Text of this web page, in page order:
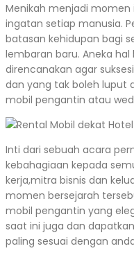
Menikah menjadi
ingatan setiap manusia.
batasan kehidupan bagi
lembaran baru. Aneka
direncanakan agar
dan yang tak boleh luput
mobil pengantin atau
Inti dari sebuah acara
kebahagiaan kepada
kerja,mitra bisnis dan
momen bersejarah
mobil pengantin yang
saat ini juga dan
paling sesuai dengan